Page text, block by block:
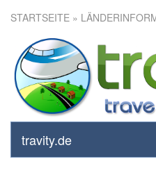
STARTSEITE »
travity.de